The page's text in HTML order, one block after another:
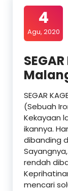
4
Agu, 2020
SEGAR
(Sebuah
Kekayaan
ikannya.
dibanding
rendah
mencari